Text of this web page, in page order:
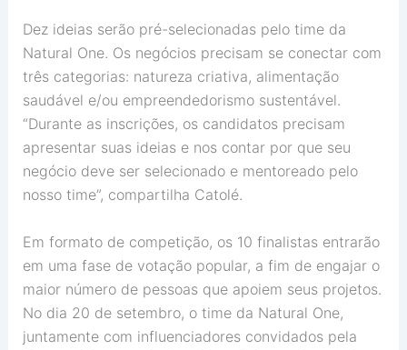
Dez ideias serão pré-selecionadas pelo time da
Natural One. Os negócios precisam se conectar com
três categorias: natureza criativa, alimentação
saudável e/ou empreendedorismo sustentável.
“Durante as inscrições, os candidatos precisam
apresentar suas ideias e nos contar por que seu
negócio deve ser selecionado e mentoreado pelo
nosso time”, compartilha Catolé.
Em formato de competição, os 10 finalistas entrarão
em uma fase de votação popular, a fim de engajar o
maior número de pessoas que apoiem seus projetos.
No dia 20 de setembro, o time da Natural One,
juntamente com influenciadores convidados pela